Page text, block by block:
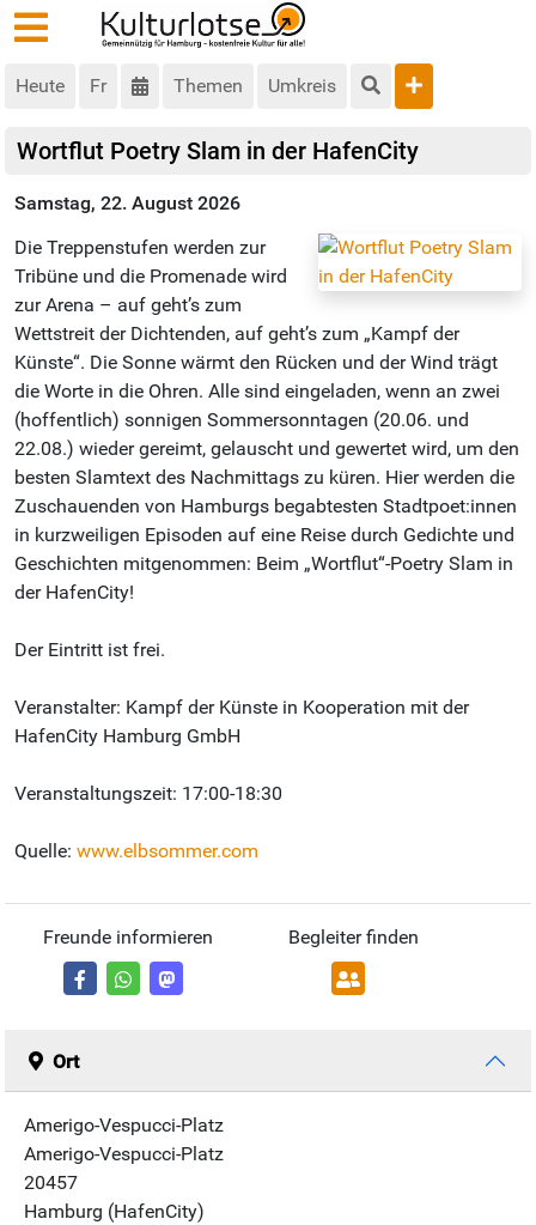
Heute Fr Themen Umkreis
Wortflut Poetry Slam in der HafenCity
Samstag, 22. August 2026
Die Treppenstufen werden zur
Tribüne und die Promenade wird
zur Arena – auf geht’s zum
Wettstreit der Dichtenden, auf geht’s zum „Kampf der
Künste“. Die Sonne wärmt den Rücken und der Wind trägt
die Worte in die Ohren. Alle sind eingeladen, wenn an zwei
(hoffentlich) sonnigen Sommersonntagen (20.06. und
22.08.) wieder gereimt, gelauscht und gewertet wird, um den
besten Slamtext des Nachmittags zu küren. Hier werden die
Zuschauenden von Hamburgs begabtesten Stadtpoet:innen
in kurzweiligen Episoden auf eine Reise durch Gedichte und
Geschichten mitgenommen: Beim „Wortflut“-Poetry Slam in
der HafenCity!
Der Eintritt ist frei.
Veranstalter: Kampf der Künste in Kooperation mit der
HafenCity Hamburg GmbH
Veranstaltungszeit: 17:00-18:30
Quelle: www.elbsommer.com
Freunde informieren Begleiter finden
Ort
Amerigo-Vespucci-Platz
Amerigo-Vespucci-Platz
20457
Hamburg (HafenCity)